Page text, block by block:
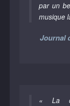
par un
musique
Journal
« La